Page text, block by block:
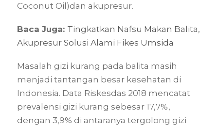
Coconut Oil)dan akupresur.
Baca Juga: Tingkatkan Nafsu Makan Balita,
Akupresur Solusi Alami Fikes Umsida
Masalah gizi kurang pada balita masih
menjadi tantangan besar kesehatan di
Indonesia. Data Riskesdas 2018 mencatat
prevalensi gizi kurang sebesar 17,7%,
dengan 3,9% di antaranya tergolong gizi